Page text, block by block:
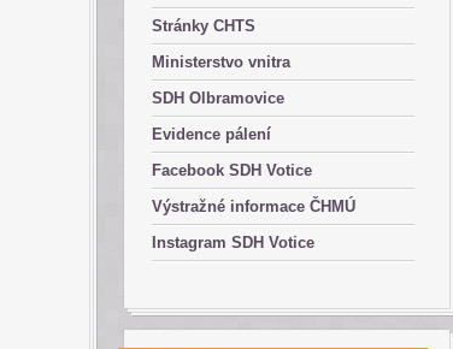
Stránky CHTS
Ministerstvo vnitra
SDH Olbramovice
Evidence pálení
Facebook SDH Votice
Výstražné informace ČHMÚ
Instagram SDH Votice